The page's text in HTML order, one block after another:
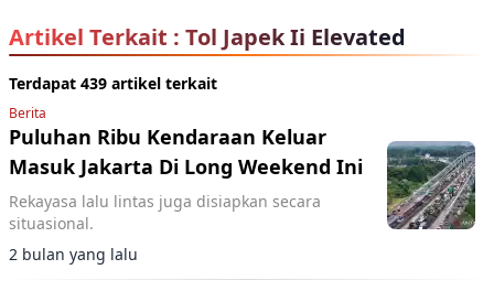
Artikel Terkait : Tol Japek Ii Elevated
Terdapat 439 artikel terkait
Berita
Puluhan Ribu Kendaraan Keluar
Masuk Jakarta Di Long Weekend Ini
Rekayasa lalu lintas juga disiapkan secara
situasional.
2 bulan yang lalu